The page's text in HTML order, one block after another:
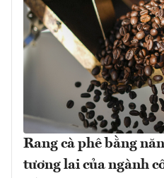
Rang cà phê bằng
tương lai của ngành